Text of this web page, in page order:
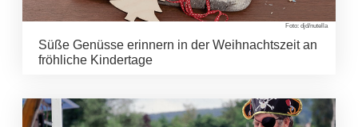
Foto: djd/nutella
Süße Genüsse erinnern in der Weihnachtszeit an
fröhliche Kindertage